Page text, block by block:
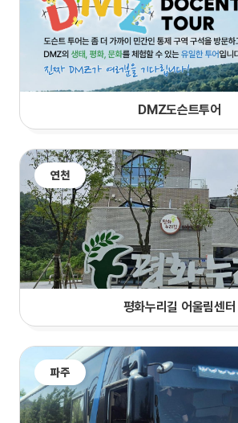
DMZ도슨트투어
연천
평화누리길 어울림센터
파주